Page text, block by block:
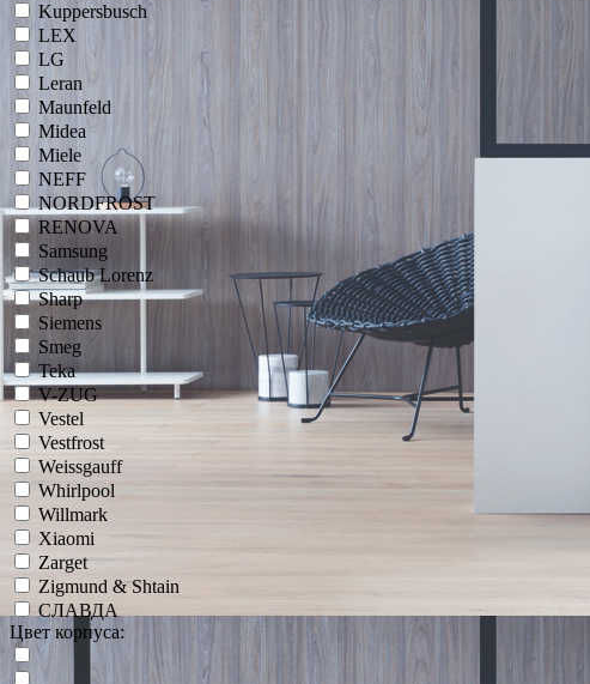
Kuppersbusch
LEX
LG
Leran
Maunfeld
Midea
Miele
NEFF
NORDFROST
RENOVA
Samsung
Schaub Lorenz
Sharp
Siemens
Smeg
Teka
V-ZUG
Vestel
Vestfrost
Weissgauff
Whirlpool
Willmark
Xiaomi
Zarget
Zigmund & Shtain
СЛАВДА
Цвет корпуса: